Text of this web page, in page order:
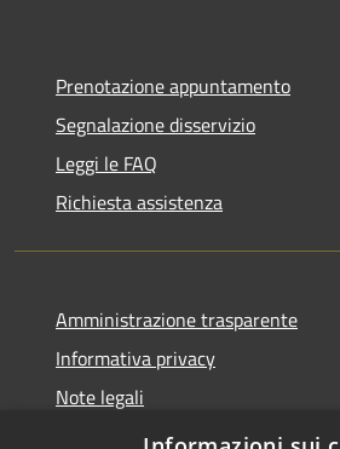
Prenotazione appuntamento
Segnalazione disservizio
Leggi le FAQ
Richiesta assistenza
Amministrazione trasparente
Informativa privacy
Note legali
Dichiarazione di accessibilità